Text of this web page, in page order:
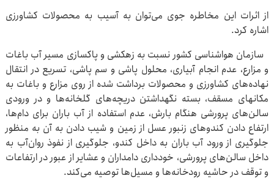
از اثرات این مخاطره جوی می‌توان به آسیب به محصولات کشاورزی
اشاره کرد.
سازمان هواشناسی کشور نسبت به زهکشی و پاکسازی مسیر آب باغات
و مزارع، عدم انجام آبیاری، محلول پاشی و سم پاشی، تسریع در انتقال
نهاده‌های کشاورزی و محصولات برداشت شده از روی مزارع و باغات به
مکانهای مسقف، بسته نگهداشتن دریچه‌های گلخانه‌ها و در ورودی
سالن‌های پرورشی هنگام بارش، عدم استفاده از آب باران برای دام‌ها،
ارتفاع دادن کندوهای زنبور عسل از زمین و شیب دادن به آن به منظور
جلوگیری از ورود آب باران به داخل کندو، جلوگیری از نفوذ روان‌آب به
داخل سالن‌های پرورشی، خودداری دامداران و عشایر از عبور در ارتفاعات
و توقف در حاشیه رودخانه‌ها و مسیل‌ها توصیه می‌کند.